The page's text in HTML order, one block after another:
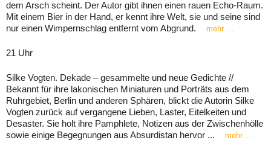
dem Arsch scheint. Der Autor gibt ihnen einen rauen Echo-Raum.
Mit einem Bier in der Hand, er kennt ihre Welt, sie und seine sind
nur einen Wimpernschlag entfernt vom Abgrund.
mehr …
21 Uhr
Silke Vogten. Dekade – gesammelte und neue Gedichte //
Bekannt für ihre lakonischen Miniaturen und Porträts aus dem
Ruhrgebiet, Berlin und anderen Sphären, blickt die Autorin Silke
Vogten zurück auf vergangene Lieben, Laster, Eitelkeiten und
Desaster. Sie holt ihre Pamphlete, Notizen aus der Zwischenhölle
sowie einige Begegnungen aus Absurdistan hervor ...
mehr …